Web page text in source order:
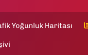
Yoğunluk Haritası